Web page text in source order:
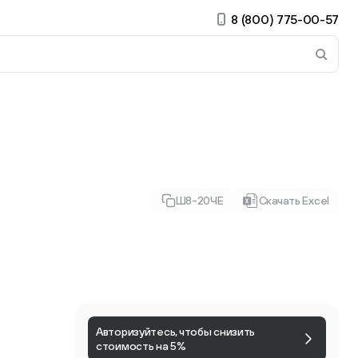
8 (800) 775-00-57
Ш8-20ЧЕ Скачать Excel
Авторизуйтесь, чтобы снизить
стоимость на 5%